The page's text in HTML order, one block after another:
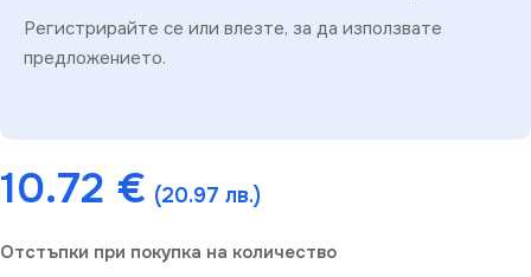
Регистрирайте се или влезте, за да използвате
предложението.
10.72 € (20.97 лв.)
Отстъпки при покупка на количество